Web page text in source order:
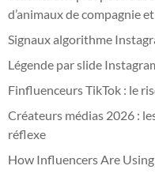
d’animaux de compagnie
Signaux algorithme
Légende par slide
Finfluenceurs TikTok : le
Créateurs médias 2026 :
réflexe
How Influencers Are